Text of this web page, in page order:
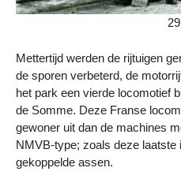
Mettertijd werden de rijtuigen
de sporen verbeterd, de
het park een vierde locomotief
de Somme. Deze Franse
gewoner uit dan de machines
NMVB-type; zoals deze laatste
gekoppelde assen.